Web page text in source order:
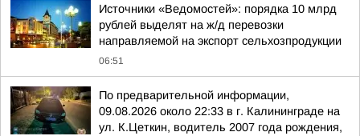
Источники «Ведомостей»: порядка 10 млрд
рублей выделят на ж/д перевозки
направляемой на экспорт сельхозпродукции
06:51
По предварительной информации,
09.08.2026 около 22:33 в г. Калининграде на
ул. К.Цеткин, водитель 2007 года рождения,